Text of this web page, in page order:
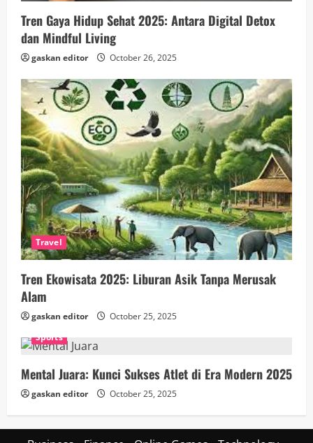
Tren Gaya Hidup Sehat 2025: Antara Digital Detox
dan Mindful Living
gaskan editor October 26, 2025
Travel
Tren Ekowisata 2025: Liburan Asik Tanpa Merusak
Alam
gaskan editor
October 25, 2025
Sports
Mental Juara: Kunci Sukses Atlet di Era Modern 2025
gaskan editor October 25, 2025